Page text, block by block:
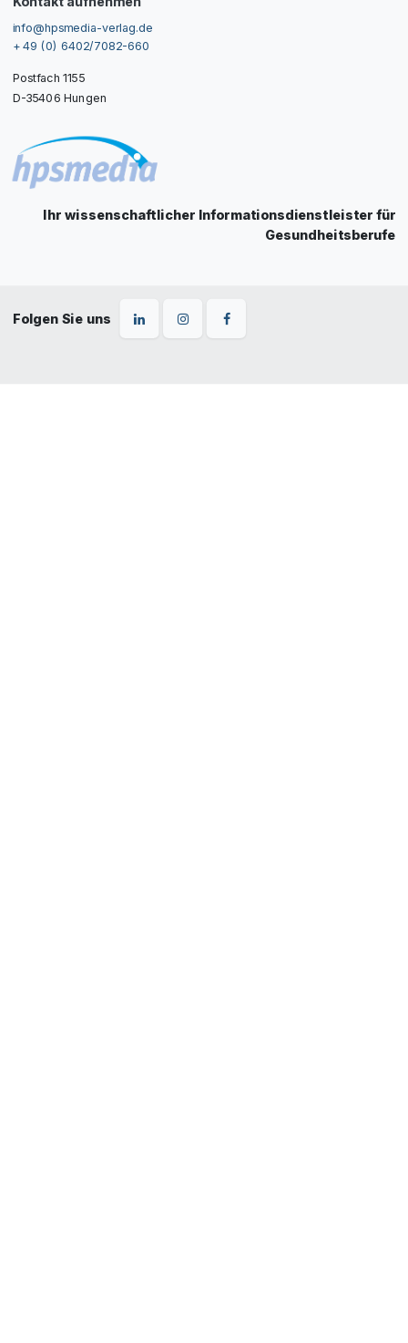
info@hpsmedia-verlag.de
+ 49 (0) 6402/7082-660
Postfach 1155
D-35406 Hungen
Ihr wissenschaftlicher Informationsdienstleister für
Gesundheitsberufe
Folgen Sie uns